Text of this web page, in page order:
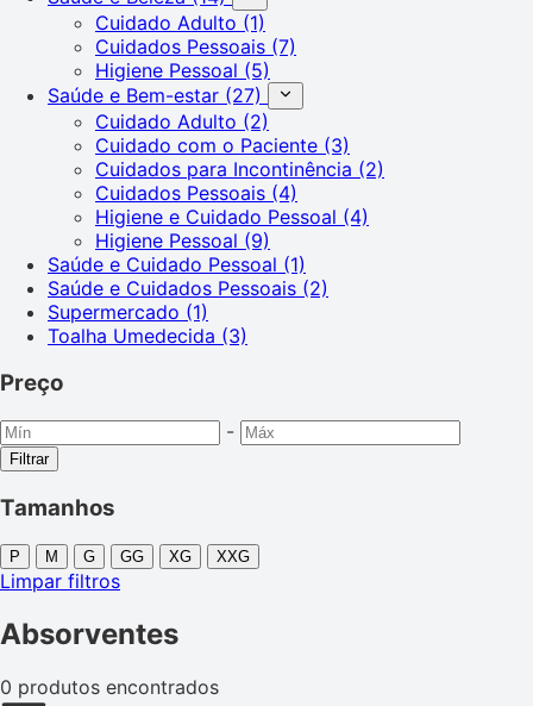
Cuidado Adulto (1)
Cuidados Pessoais (7)
Higiene Pessoal (5)
Saúde e Bem-estar (27)
Cuidado Adulto (2)
Cuidado com o Paciente (3)
Cuidados para Incontinência (2)
Cuidados Pessoais (4)
Higiene e Cuidado Pessoal (4)
Higiene Pessoal (9)
Saúde e Cuidado Pessoal (1)
Saúde e Cuidados Pessoais (2)
Supermercado (1)
Toalha Umedecida (3)
Preço
-
Filtrar
Tamanhos
P M G GG XG XXG
Limpar filtros
Absorventes
0 produtos encontrados